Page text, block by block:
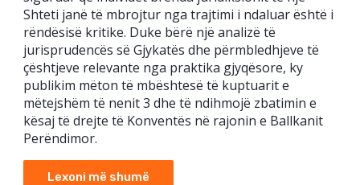
Shteti janë të mbrojtur nga trajtimi i ndaluar është i
rëndësisë kritike. Duke bërë një analizë të
jurisprudencës së Gjykatës dhe përmbledhjeve të
çështjeve relevante nga praktika gjyqësore, ky
publikim mëton të mbështesë të kuptuarit e
mëtejshëm të nenit 3 dhe të ndihmojë zbatimin e
kësaj të drejte të Konventës në rajonin e Ballkanit
Perëndimor.
Lexoni më shumë